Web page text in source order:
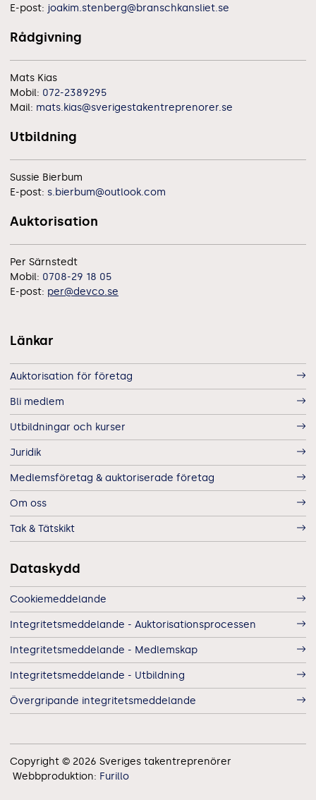
E-post: joakim.stenberg@branschkansliet.se
Rådgivning
Mats Kias
Mobil: 072-2389295
Mail: mats.kias@sverigestakentreprenorer.se
Utbildning
Sussie Bierbum
E-post: s.bierbum@outlook.com
Auktorisation
Per Särnstedt
Mobil: 0708-29 18 05
E-post: per@devco.se
Länkar
Auktorisation för företag
Bli medlem
Utbildningar och kurser
Juridik
Medlemsföretag & auktoriserade företag
Om oss
Tak & Tätskikt
Dataskydd
Cookiemeddelande
Integritetsmeddelande - Auktorisationsprocessen
Integritetsmeddelande - Medlemskap
Integritetsmeddelande - Utbildning
Övergripande integritetsmeddelande
Copyright © 2026 Sveriges takentreprenörer
Webbproduktion: Furillo